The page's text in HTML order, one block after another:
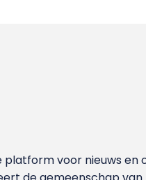
platform voor nieuws